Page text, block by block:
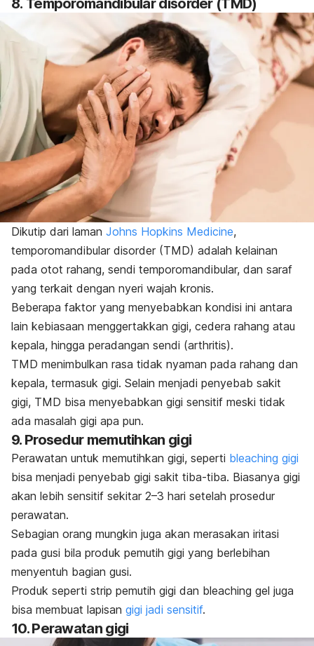
Dikutip dari laman Johns Hopkins Medicine,
temporomandibular disorder (TMD) adalah kelainan
pada otot rahang, sendi temporomandibular, dan saraf
yang terkait dengan nyeri wajah kronis.
Beberapa faktor yang menyebabkan kondisi ini antara
lain kebiasaan menggertakkan gigi, cedera rahang atau
kepala, hingga peradangan sendi (arthritis).
TMD menimbulkan rasa tidak nyaman pada rahang dan
kepala, termasuk gigi. Selain menjadi penyebab sakit
gigi, TMD bisa menyebabkan gigi sensitif meski tidak
ada masalah gigi apa pun.
9. Prosedur memutihkan gigi
Perawatan untuk memutihkan gigi, seperti bleaching gigi
bisa menjadi penyebab gigi sakit tiba-tiba. Biasanya gigi
akan lebih sensitif sekitar 2–3 hari setelah prosedur
perawatan.
Sebagian orang mungkin juga akan merasakan iritasi
pada gusi bila produk pemutih gigi yang berlebihan
menyentuh bagian gusi.
Produk seperti strip pemutih gigi dan bleaching gel juga
bisa membuat lapisan gigi jadi sensitif.
10. Perawatan gigi